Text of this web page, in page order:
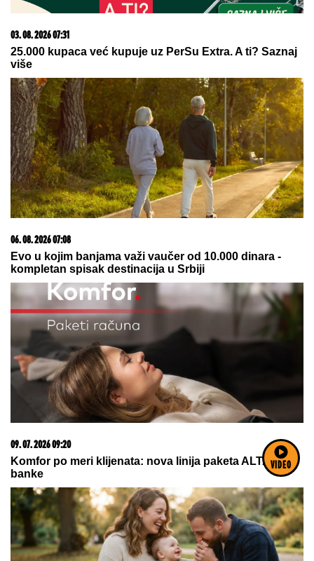
VIDEO
03. 08. 2026 13:23
Hibrid broj 1 koji osvaja Evropu, sada po specijalnoj
akcijskoj ceni od 19.990€ do 31.8.
07. 08. 2026 13:16
Šok! Ana Nikolić napala ženu Slobe Radanovića:
NEMOJ VIŠE NIKADA DA SI POSLALA PORUKU MOM
RALETU